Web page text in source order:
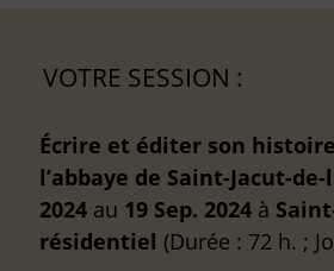
VOTRE SESSION :
Écrire et éditer son
l’abbaye de Saint-Jacut-
2024 au 19 Sep. 2024 à
résidentiel (Durée : 72 h. ;